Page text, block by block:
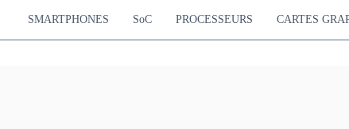
SMARTPHONES SoC PROCESSEURS CARTES